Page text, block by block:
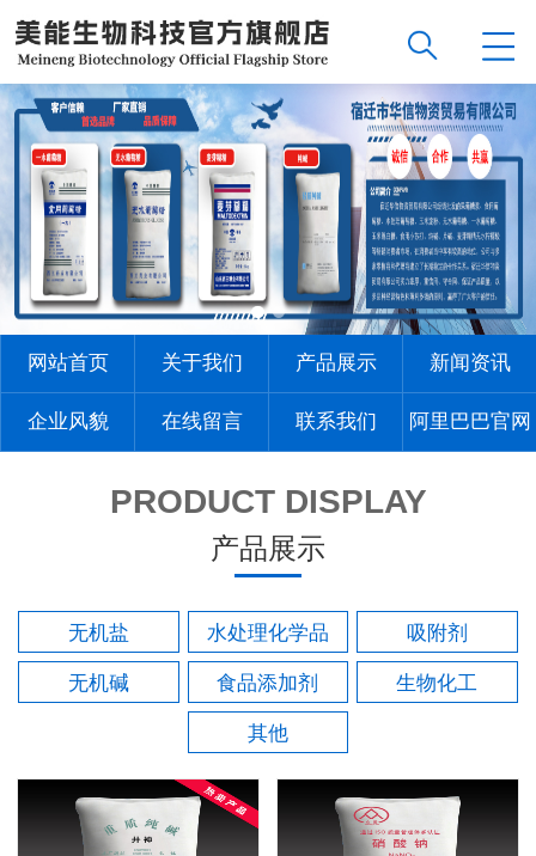
网站首页 关于我们 产品展示 新闻资讯
企业风貌 在线留言 联系我们 阿里巴巴官网
PRODUCT DISPLAY
产品展示
无机盐 水处理化学品 吸附剂
无机碱 食品添加剂 生物化工
其他